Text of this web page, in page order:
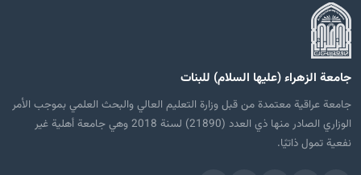
جامعة الزهراء (عليها السلام) للبنات
جامعة عراقية معتمدة من قبل وزارة التعليم العالي والبحث العلمي بموجب الأمر
الوزاري الصادر منها ذي العدد (21890) لسنة 2018 وهي جامعة أهلية غير
نفعية تمول ذاتيًا.